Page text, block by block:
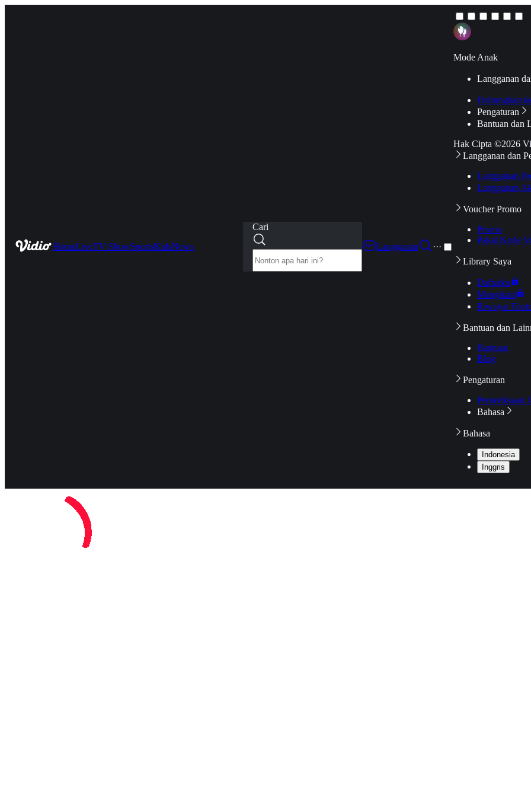
HomeLiveTV ShowSportsKidsNews
Cari
Langganan
···
Mode Anak
Langganan
Hubungkan
Pengaturan
Bantuan dan
Hak Cipta ©2026
Langganan dan
Langganan
Langganan
Voucher Promo
Promo
Pakai Kode
Library Saya
Daftarku
Mengikuti
Riwayat
Bantuan dan
Bantuan
Blog
Pengaturan
Pemeriksaan
Bahasa
Bahasa
Indonesia
Inggris